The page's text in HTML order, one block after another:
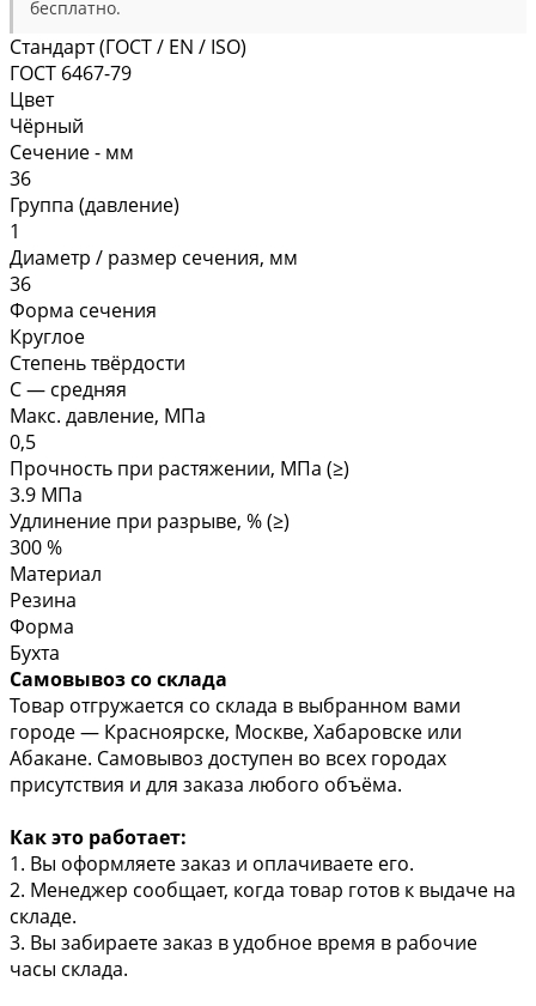
бесплатно.
Стандарт (ГОСТ / EN / ISO)
ГОСТ 6467-79
Цвет
Чёрный
Сечение - мм
36
Группа (давление)
1
Диаметр / размер сечения, мм
36
Форма сечения
Круглое
Степень твёрдости
С — средняя
Макс. давление, МПа
0,5
Прочность при растяжении, МПа (≥)
3.9 МПа
Удлинение при разрыве, % (≥)
300 %
Материал
Резина
Форма
Бухта
Самовывоз со склада
Товар отгружается со склада в выбранном вами
городе — Красноярске, Москве, Хабаровске или
Абакане. Самовывоз доступен во всех городах
присутствия и для заказа любого объёма.
Как это работает:
1. Вы оформляете заказ и оплачиваете его.
2. Менеджер сообщает, когда товар готов к выдаче на
складе.
3. Вы забираете заказ в удобное время в рабочие
часы склада.